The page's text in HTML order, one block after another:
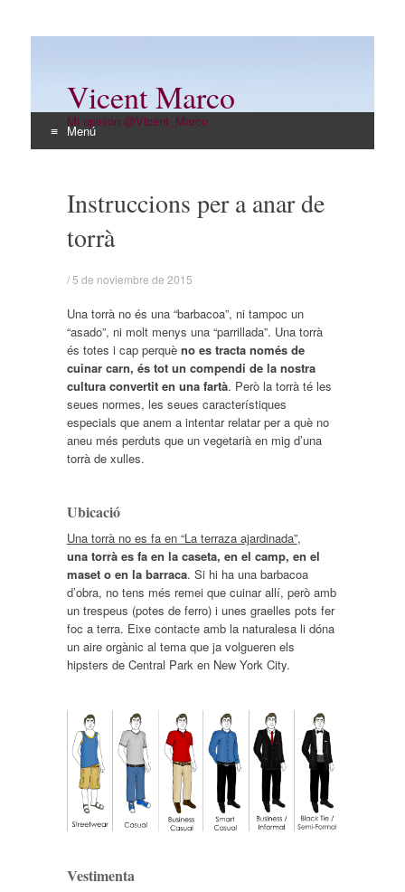
Vicent Marco
Mi opinión @Vicent_Marco
Menú
contenidoInstruccions per a anar de
torrà
/ 5 de noviembre de 2015
Una torrà no és una “barbacoa”, ni tampoc un
“asado”, ni molt menys una “parrillada”. Una torrà
és totes i cap perquèno es tracta només de
cuinar carn, és tot un compendi de la nostra
cultura convertit en una fartà. Però la torrà té les
seues normes, les seues característiques
especials que anem a intentar relatar per a què no
aneu més perduts que un vegetarià en mig d’una
torrà de xulles.
Ubicació
Una torrà no es fa en “La terraza ajardinada”,
una torrà es fa en la caseta, en el camp, en el
maset o en la barraca. Si hi ha una barbacoa
d’obra, no tens més remei que cuinar allí, però amb
un trespeus (potes de ferro) i unes graelles pots fer
foc a terra. Eixe contacte amb la naturalesa li dóna
un aire orgànic al tema que ja volgueren els
hipsters de Central Park en New York City.
Vestimenta